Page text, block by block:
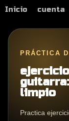
Inicio cuenta
PRÁCTICA
limpio
Practica